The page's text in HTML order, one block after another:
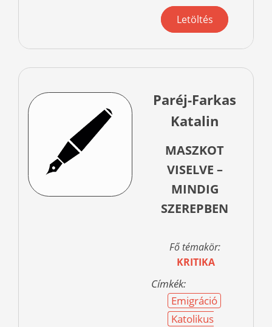
Letöltés
Paréj-Farkas
Katalin
MASZKOT
VISELVE –
MINDIG
SZEREPBEN
Fő témakör:
KRITIKA
Címkék:
Emigráció
Katolikus